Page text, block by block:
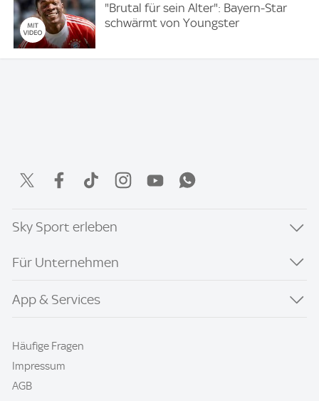
"Brutal für sein Alter": Bayern-Star
schwärmt von Youngster
Sky Sport erleben
Für Unternehmen
App & Services
Häufige Fragen
Impressum
AGB